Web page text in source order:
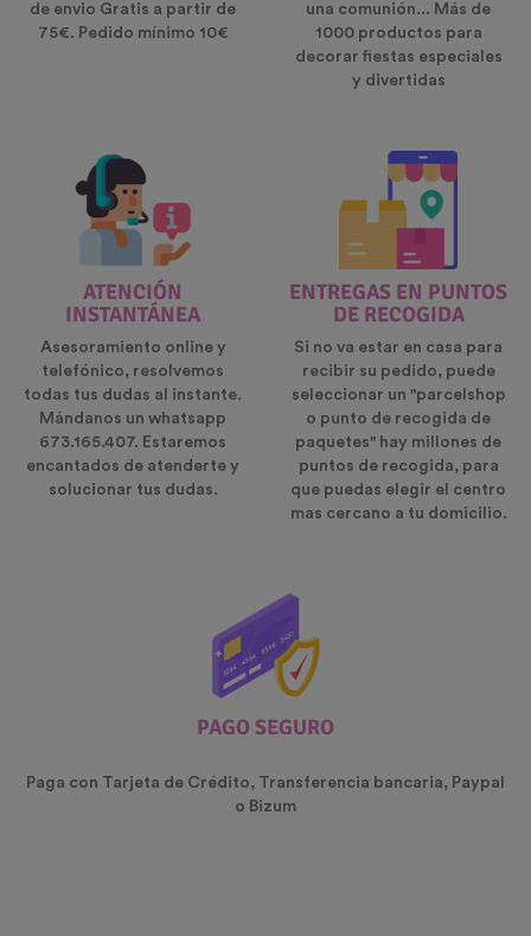
de envio Gratis a partir de
75€. Pedido mínimo 10€
una comunión... Más de
1000 productos para
decorar fiestas especiales
y divertidas
ATENCIÓN
INSTANTÁNEA
Asesoramiento online y
telefónico, resolvemos
todas tus dudas al instante.
Mándanos un whatsapp
673.165.407. Estaremos
encantados de atenderte y
solucionar tus dudas.
ENTREGAS EN PUNTOS
DE RECOGIDA
Si no va estar en casa para
recibir su pedido, puede
seleccionar un "parcelshop
o punto de recogida de
paquetes" hay millones de
puntos de recogida, para
que puedas elegir el centro
mas cercano a tu domicilio.
PAGO SEGURO
Paga con Tarjeta de Crédito, Transferencia bancaria, Paypal
o Bizum